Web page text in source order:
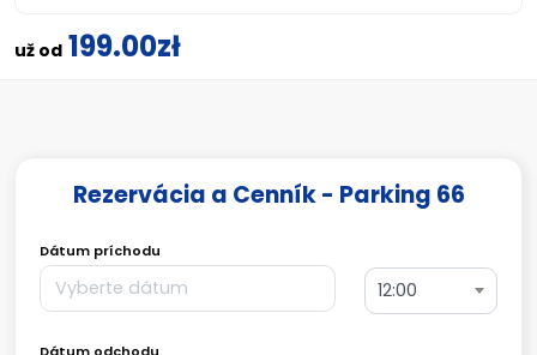
už od 199.00zł
Rezervácia a Cenník - Parking 66
Dátum príchodu
12:00
Dátum odchodu